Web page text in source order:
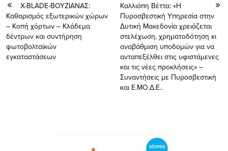
X-BLADE-ΒΟΥΖΙΑΝΑΣ:
Kαθαρισμός εξωτερικών χώρων
– Κοπή χόρτων – Κλάδεμα
δέντρων και συντήρηση
φωτοβολταϊκών
εγκαταστάσεων
Καλλιόπη Βέττα: «Η
Πυροσβεστική Υπηρεσία στην
Δυτική Μακεδονία χρειάζεται
στελέχωση, χρηματοδότηση κι
αναβάθμιση υποδομών για να
ανταπεξέλθει στις υφιστάμενες
και τις νέες προκλήσεις» –
Συναντήσεις με Πυροσβεστική
και Ε.ΜΟ.Δ.Ε..